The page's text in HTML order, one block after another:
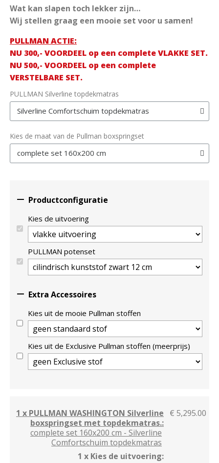
Wat kan slapen toch lekker zijn…
Wij stellen graag een mooie set voor u samen!
PULLMAN ACTIE:
NU 300,- VOORDEEL op een complete VLAKKE SET.
NU 500,- VOORDEEL op een complete
VERSTELBARE SET.
PULLMAN Silverline topdekmatras
Kies de maat van de Pullman boxspringset
 Productconfiguratie
Kies de uitvoering
PULLMAN potenset
 Extra Accessoires
Kies uit de mooie Pullman stoffen
Kies uit de Exclusive Pullman stoffen (meerprijs)
1 x PULLMAN WASHINGTON Silverline
boxspringset met topdekmatras.:
complete set 160x200 cm - Silverline
Comfortschuim topdekmatras
€ 5,295.00
1 x Kies de uitvoering: